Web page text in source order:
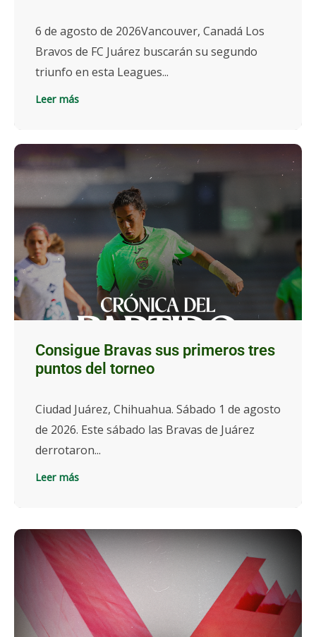
6 de agosto de 2026Vancouver, Canadá Los
Bravos de FC Juárez buscarán su segundo
triunfo en esta Leagues...
Leer más
Consigue Bravas sus primeros tres
puntos del torneo
Ciudad Juárez, Chihuahua. Sábado 1 de agosto
de 2026. Este sábado las Bravas de Juárez
derrotaron...
Leer más